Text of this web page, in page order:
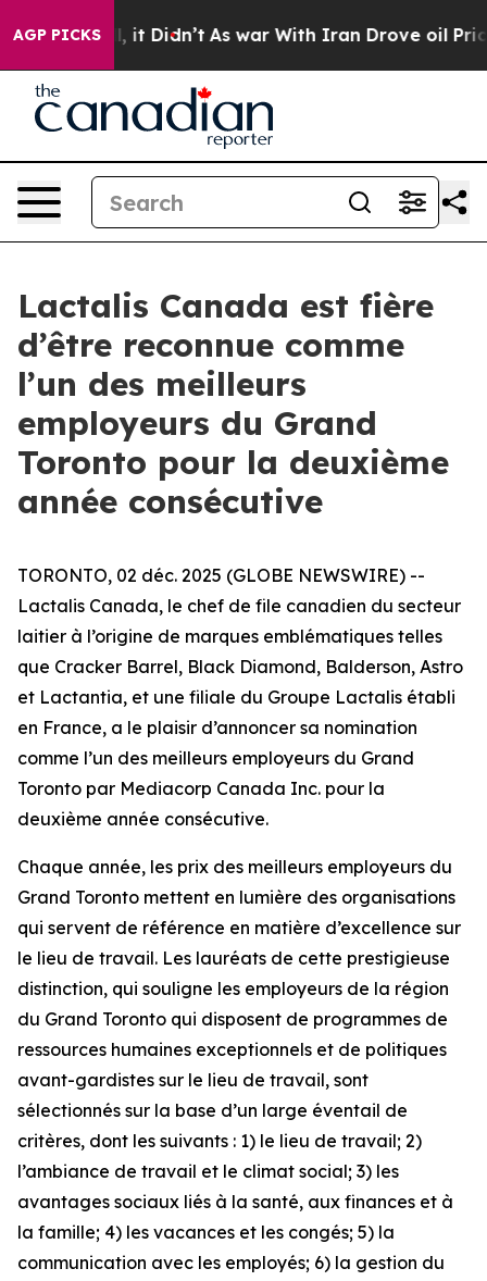
AGP PICKS
Well, it Didn’t As war With Iran Drove oil Prices
Lactalis Canada est fière
d’être reconnue comme
l’un des meilleurs
employeurs du Grand
Toronto pour la deuxième
année consécutive
TORONTO, 02 déc. 2025 (GLOBE NEWSWIRE) --
Lactalis Canada, le chef de file canadien du secteur
laitier à l’origine de marques emblématiques telles
que Cracker Barrel, Black Diamond, Balderson, Astro
et Lactantia, et une filiale du Groupe Lactalis établi
en France, a le plaisir d’annoncer sa nomination
comme l’un des meilleurs employeurs du Grand
Toronto par Mediacorp Canada Inc. pour la
deuxième année consécutive.
Chaque année, les prix des meilleurs employeurs du
Grand Toronto mettent en lumière des organisations
qui servent de référence en matière d’excellence sur
le lieu de travail. Les lauréats de cette prestigieuse
distinction, qui souligne les employeurs de la région
du Grand Toronto qui disposent de programmes de
ressources humaines exceptionnels et de politiques
avant-gardistes sur le lieu de travail, sont
sélectionnés sur la base d’un large éventail de
critères, dont les suivants : 1) le lieu de travail; 2)
l’ambiance de travail et le climat social; 3) les
avantages sociaux liés à la santé, aux finances et à
la famille; 4) les vacances et les congés; 5) la
communication avec les employés; 6) la gestion du